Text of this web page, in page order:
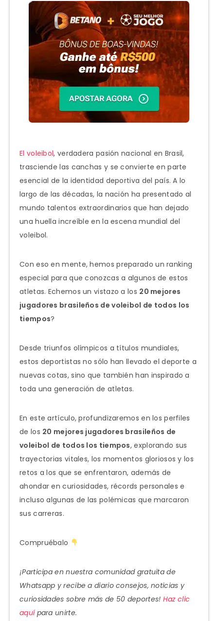
El voleibol, verdadera pasión nacional en Brasil,
trasciende las canchas y se convierte en parte
esencial de la identidad deportiva del país. A lo
largo de las décadas, la nación ha presentado al
mundo talentos extraordinarios que han dejado
una huella increíble en la escena mundial del
voleibol.
Con eso en mente, hemos preparado un ranking
especial para que conozcas a algunos de estos
atletas. Echemos un vistazo a los 20 mejores
jugadores brasileños de voleibol de todos los
tiempos?
Desde triunfos olímpicos a títulos mundiales,
estos deportistas no sólo han llevado el deporte a
nuevas cotas, sino que también han inspirado a
toda una generación de atletas.
En este artículo, profundizaremos en los perfiles
de los 20 mejores jugadores brasileños de
voleibol de todos los tiempos, explorando sus
trayectorias vitales, los momentos gloriosos y los
retos a los que se enfrentaron, además de
ahondar en curiosidades, récords personales e
incluso algunas de las polémicas que marcaron
sus carreras.
Compruébalo
¡Participa en nuestra comunidad gratuita de
Whatsapp y recibe a diario consejos, noticias y
curiosidades sobre más de 50 deportes! Haz clic
aquípara unirte.